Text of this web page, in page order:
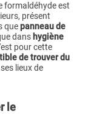
formaldéhyde est
présent
quepanneau de
dans hygiène
pour cette
de trouver du
lieux de
le